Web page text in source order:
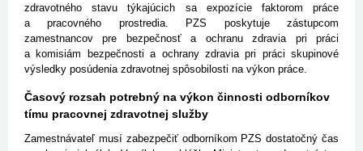
zdravotného stavu týkajúcich sa expozície faktorom práce
a pracovného prostredia. PZS poskytuje zástupcom
zamestnancov pre bezpečnosť a ochranu zdravia pri práci
a komisiám bezpečnosti a ochrany zdravia pri práci skupinové
výsledky posúdenia zdravotnej spôsobilosti na výkon práce.
Časový rozsah potrebný na výkon činnosti odborníkov
tímu pracovnej zdravotnej služby
Zamestnávateľ musí zabezpečiť odborníkom PZS dostatočný čas